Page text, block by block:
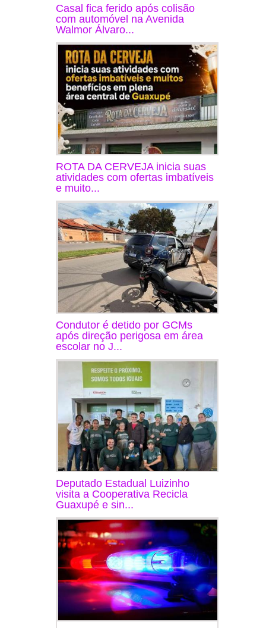
Casal fica ferido após colisão
com automóvel na Avenida
Walmor Álvaro...
ROTA DA CERVEJA inicia suas
atividades com ofertas imbatíveis
e muito...
Condutor é detido por GCMs
após direção perigosa em área
escolar no J...
Deputado Estadual Luizinho
visita a Cooperativa Recicla
Guaxupé e sin...